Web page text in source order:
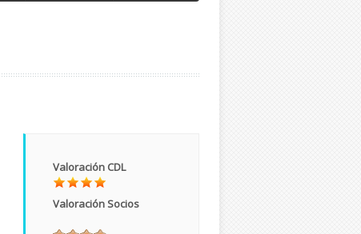
Valoración CDL
Valoración Socios